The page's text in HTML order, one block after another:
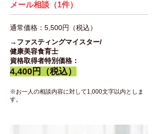
メール相談（1件）
通常価格：5,500円（税込）
​→ファスティングマイスター/
健康美容食育士
資格取得者特別価格：
4,400円（税込）
※お一人の相談内容に対して1,000文字以内としま
す。